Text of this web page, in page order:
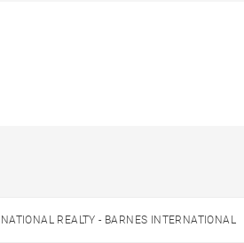
REALTY - BARNES INTERNATIONAL